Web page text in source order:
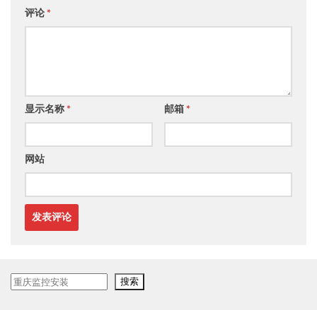
评论*
显示名称* 邮箱*
网站
搜
搜索